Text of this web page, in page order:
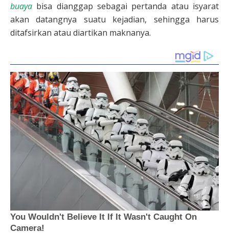
buaya bisa dianggap sebagai pertanda atau isyarat
akan datangnya suatu kejadian, sehingga harus
ditafsirkan atau diartikan maknanya.